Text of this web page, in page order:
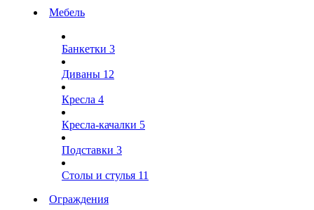
Мебель
Банкетки 3
Диваны 12
Кресла 4
Кресла-качалки 5
Подставки 3
Столы и стулья 11
Ограждения